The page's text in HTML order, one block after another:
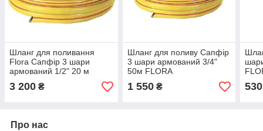
Шланг для поливання
Flora Сапфір 3 шари
армований 1/2" 20 м
PODZAKAZ.IN.UA
3 200 ₴
Шланг для поливу Сапфір
3 шари армований 3/4"
50м FLORA
PODZAKAZ.IN.UA
1 550₴ 530
Про нас